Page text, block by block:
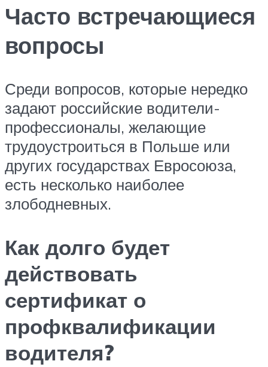
Часто встречающиеся
вопросы
Среди вопросов, которые нередко
задают российские водители-
профессионалы, желающие
трудоустроиться в Польше или
других государствах Евросоюза,
есть несколько наиболее
злободневных.
Как долго будет
действовать
сертификат о
профквалификации
водителя?